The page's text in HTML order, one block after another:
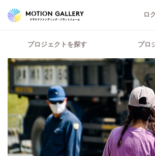
ロ
プロジェクトを探す プロ